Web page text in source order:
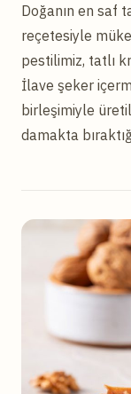
Doğanın en saf
reçetesiyle
pestilimiz, tatlı
İlave şeker
birleşimiyle
damakta